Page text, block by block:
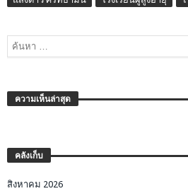
ความเห็นล่าสุด
คลังเก็บ
สิงหาคม 2026